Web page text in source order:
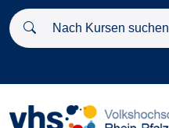
Nach Kursen suchen